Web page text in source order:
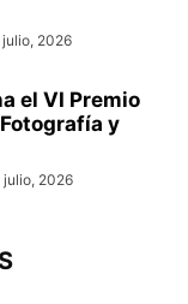
julio, 2026
el VI Premio
y
julio, 2026